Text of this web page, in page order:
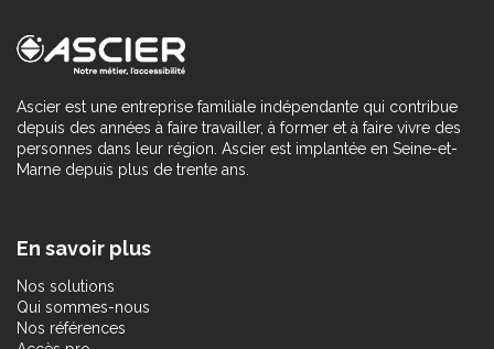
Ascier est une entreprise familiale indépendante qui contribue
depuis des années à faire travailler, à former et à faire vivre des
personnes dans leur région. Ascier est implantée en Seine-et-
Marne depuis plus de trente ans.
En savoir plus
Nos solutions
Qui sommes-nous
Nos références